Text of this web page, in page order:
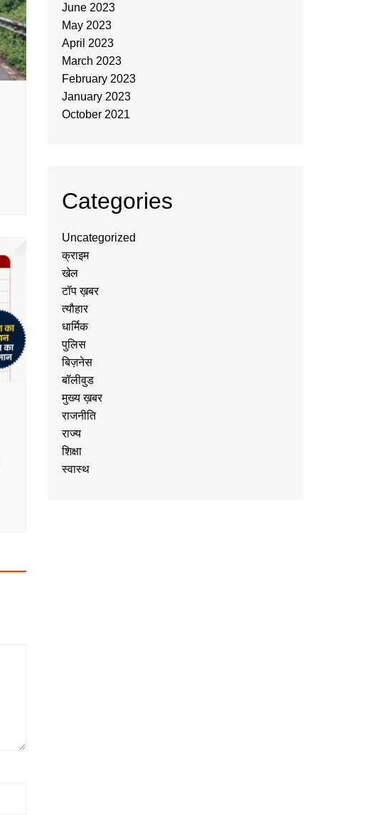
June 2023
May 2023
April 2023
March 2023
February 2023
January 2023
October 2021
Categories
Uncategorized
क्राइम
खेल
टॉप ख़बर
त्यौहार
धार्मिक
पुलिस
बिज़नेस
बॉलीवुड
मुख्य ख़बर
राजनीति
राज्य
शिक्षा
स्वास्थ